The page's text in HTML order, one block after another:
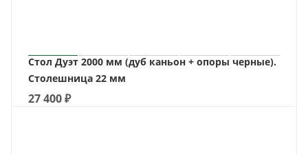
Стол Дуэт 2000 мм (дуб каньон + опоры черные).
Столешница 22 мм
27 400₽